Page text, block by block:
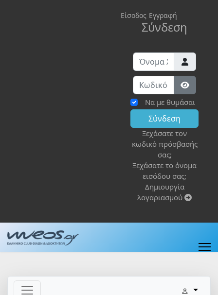
Είσοδος Εγγραφή
Σύνδεση
Όνομα Χρήστη
Κωδικός:
Να με θυμάσαι
Σύνδεση
Ξεχάσατε τον
κωδικό πρόσβασής
σας;
Ξεχάσατε το όνομα
εισόδου σας;
Δημιουργία
λογαριασμού